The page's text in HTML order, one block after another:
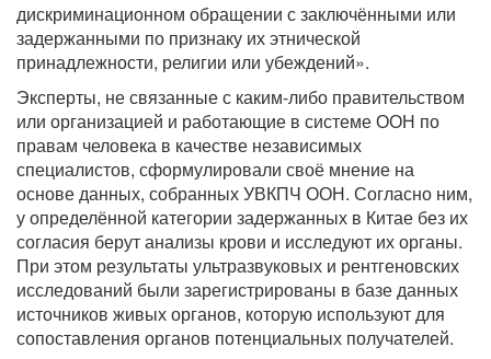
дискриминационном обращении с заключёнными или
задержанными по признаку их этнической
принадлежности, религии или убеждений».
Эксперты, не связанные с каким-либо правительством
или организацией и работающие в системе ООН по
правам человека в качестве независимых
специалистов, сформулировали своё мнение на
основе данных, собранных УВКПЧ ООН. Согласно ним,
у определённой категории задержанных в Китае без их
согласия берут анализы крови и исследуют их органы.
При этом результаты ультразвуковых и рентгеновских
исследований были зарегистрированы в базе данных
источников живых органов, которую используют для
сопоставления органов потенциальных получателей.